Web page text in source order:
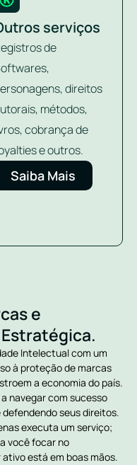
serviços
de
direitos
métodos,
cobrança de
e outros.
Saiba Mais
e
Intelectual com um
à proteção de marcas
a economia do país.
navegar com sucesso
seus direitos.
executa um serviço;
você focar no
está em boas mãos.